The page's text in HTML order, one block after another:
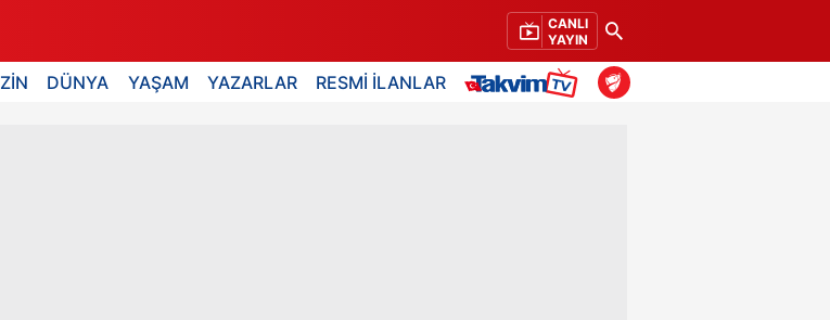
CANLI
YAYIN
DÜNYA YAŞAM YAZARLAR RESMİ İLANLAR